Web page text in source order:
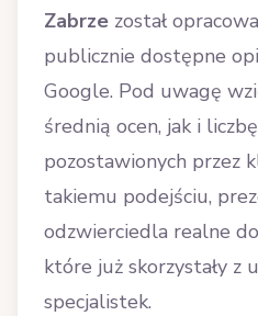
Zabrze został
publicznie dostępne
Google. Pod uwagę
średnią ocen, jak i
pozostawionych przez
takiemu podejściu,
odzwierciedla realne
które już skorzystały z
specjalistek.